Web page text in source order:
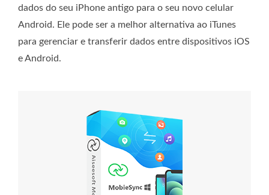
dados do seu iPhone antigo para o seu novo celular
Android. Ele pode ser a melhor alternativa ao iTunes
para gerenciar e transferir dados entre dispositivos iOS
e Android.